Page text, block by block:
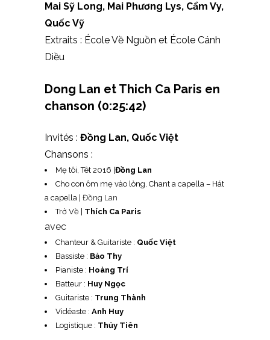
Mai Sỹ Long, Mai Phương Lys, Cẩm Vy,
Quốc Vỹ
Extraits : École Về Nguồn et École Cánh
Diều
Dong Lan et Thich Ca Paris en
chanson (0:25:42)
Invités : Đồng Lan, Quốc Việt
Chansons :
Mẹ tôi, Têt 2016 | Đồng Lan
Cho con ôm mẹ vào lòng, Chant a capella – Hát
a capella Đồng Lan
Trở Về | Thích Ca Paris
avec
Chanteur & Guitariste : Quốc Việt
Bassiste : Bảo Thy
Pianiste : Hoàng Trí
Batteur : Huy Ngọc
Guitariste : Trung Thành
Vidéaste : Anh Huy
Logistique : Thủy Tiên